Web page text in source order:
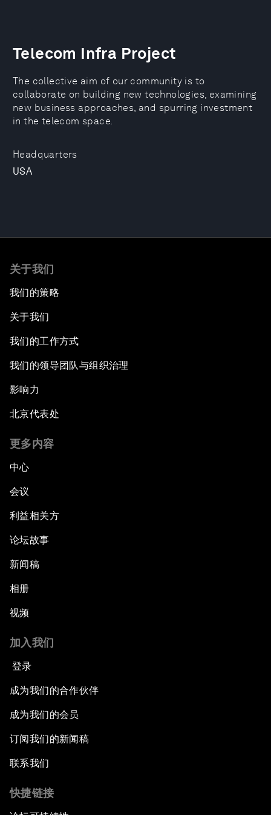
Headquarters
USA
Telecom Infra Project
The collective aim of our community is to
collaborate on building new technologies, examining
new business approaches, and spurring investment
in the telecom space.
关于我们
我们的策略
关于我们
我们的工作方式
我们的领导团队与组织治理
影响力
北京代表处
更多内容
中心
会议
利益相关方
论坛故事
新闻稿
相册
视频
加入我们
登录
成为我们的合作伙伴
成为我们的会员
订阅我们的新闻稿
联系我们
快捷链接